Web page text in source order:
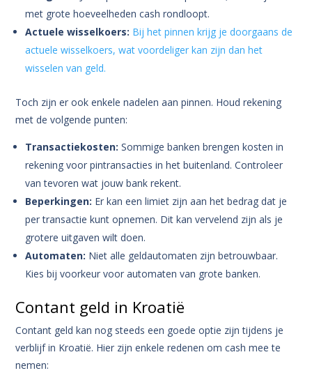
met grote hoeveelheden cash rondloopt.
Actuele wisselkoers: Bij het pinnen krijg je doorgaans de
actuele wisselkoers, wat voordeliger kan zijn dan het
wisselen van geld.
Toch zijn er ook enkele nadelen aan pinnen. Houd rekening
met de volgende punten:
Transactiekosten: Sommige banken brengen kosten in
rekening voor pintransacties in het buitenland. Controleer
van tevoren wat jouw bank rekent.
Beperkingen: Er kan een limiet zijn aan het bedrag dat je
per transactie kunt opnemen. Dit kan vervelend zijn als je
grotere uitgaven wilt doen.
Automaten: Niet alle geldautomaten zijn betrouwbaar.
Kies bij voorkeur voor automaten van grote banken.
Contant geld in Kroatië
Contant geld kan nog steeds een goede optie zijn tijdens je
verblijf in Kroatië. Hier zijn enkele redenen om cash mee te
nemen: